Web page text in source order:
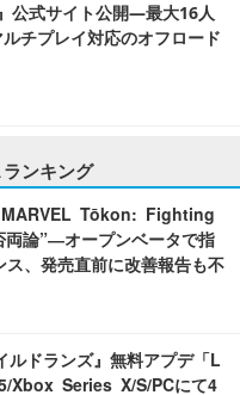
公式サイト公開―最大16人
チプレイ対応のオフロード
ンキング
MARVEL Tōkon: Fighting
論”―オープンベータで指
ス、発売直前に改善報告も不
ルドランズ』無料アプデ「L
Xbox Series X/S/PCにて4